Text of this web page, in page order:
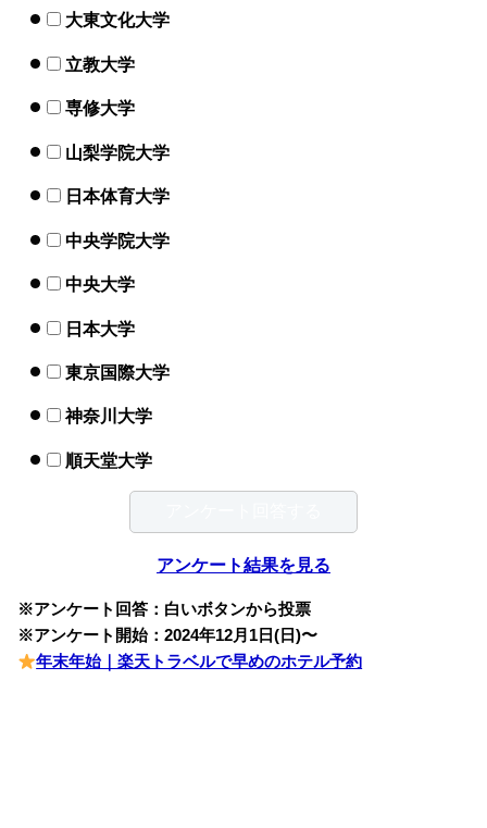
大東文化大学
立教大学
専修大学
山梨学院大学
日本体育大学
中央学院大学
中央大学
日本大学
東京国際大学
神奈川大学
順天堂大学
アンケート結果を見る
※アンケート回答：白いボタンから投票
※アンケート開始：2024年12月1日(日)〜
年末年始｜楽天トラベルで早めのホテル予約